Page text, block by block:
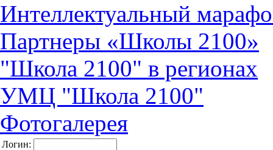
Интеллектуальный
Партнеры «Школы 2100»
"Школа 2100" в регионах
УМЦ "Школа 2100"
Фотогалерея
Логин: